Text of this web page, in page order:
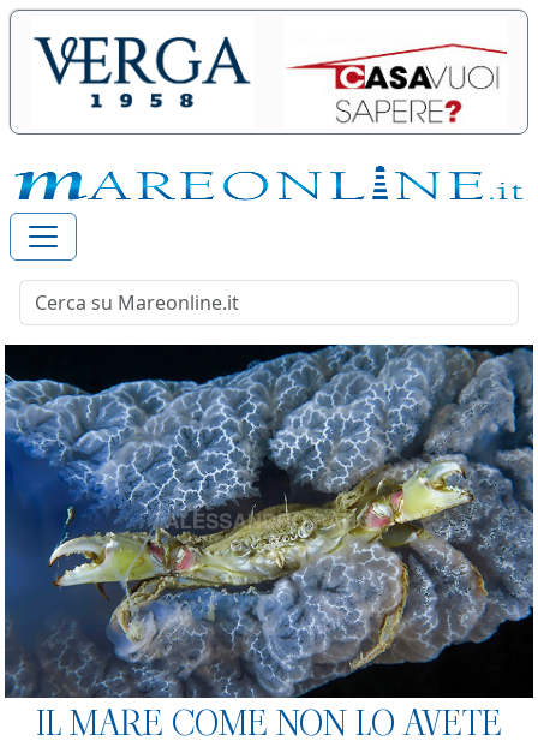
IL MARE COME NON LO AVETE